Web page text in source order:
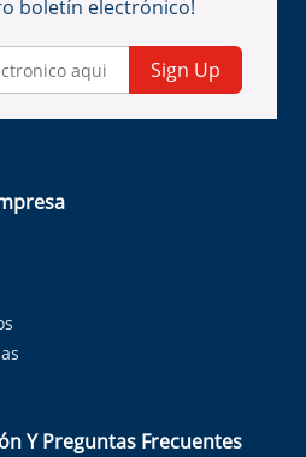
boletín electrónico!
Sign Up
Y Preguntas Frecuentes